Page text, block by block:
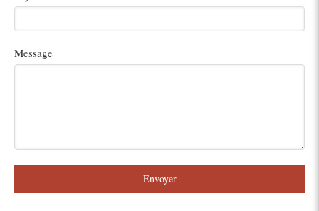
Message
Envoyer